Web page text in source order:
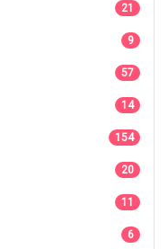
21
9
57
14
154
20
11
6